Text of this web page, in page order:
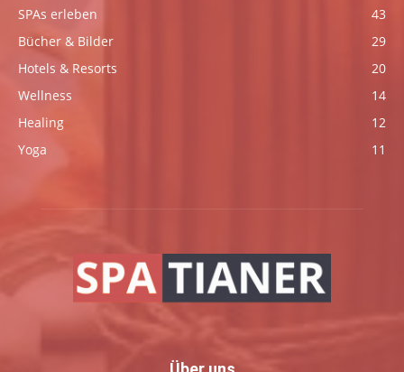
SPAs erleben
43
Bücher & Bilder
29
Hotels & Resorts
20
Wellness
14
Healing
12
Yoga
11